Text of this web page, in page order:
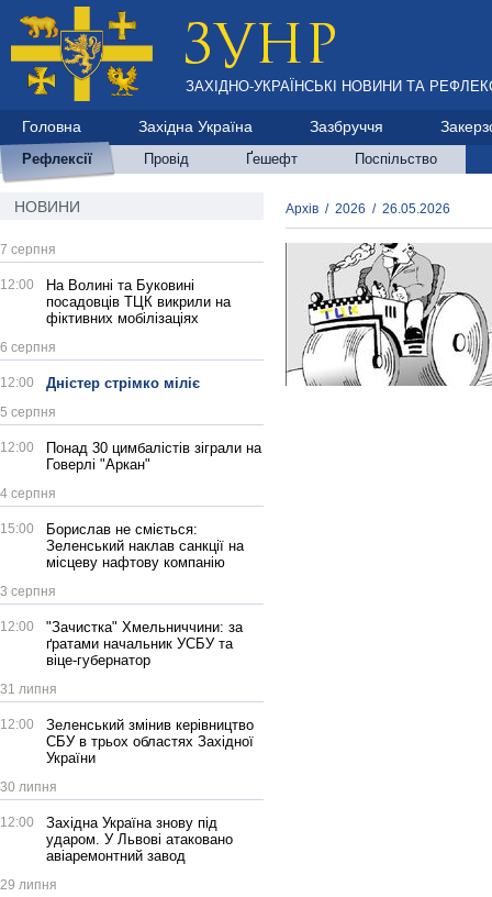
ЗАХІДНО-УКРАЇНСЬКІ НОВИНИ ТА
Головна Західна Україна Зазбруччя
Рефлексії Провід Ґешефт Поспільство
НОВИНИ
7 серпня
12:00
На Волині та Буковині
посадовців ТЦК викрили на
фіктивних мобілізаціях
6 серпня
12:00 Дністер стрімко міліє
5 серпня
12:00
Понад 30 цимбалістів зіграли на
Говерлі "Аркан"
4 серпня
15:00
Борислав не сміється:
Зеленський наклав санкції на
місцеву нафтову компанію
3 серпня
12:00
"Зачистка" Хмельниччини: за
ґратами начальник УСБУ та
віце-губернатор
31 липня
12:00
Зеленський змінив керівництво
СБУ в трьох областях Західної
України
30 липня
12:00
Західна Україна знову під
ударом. У Львові атаковано
авіаремонтний завод
29 липня
Архів / 2026 / 26.05.2026